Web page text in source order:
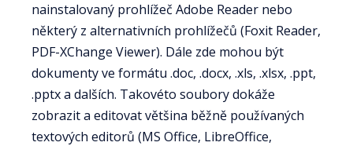
nainstalovaný prohlížeč Adobe Reader nebo
některý z alternativních prohlížečů (Foxit Reader,
PDF-XChange Viewer). Dále zde mohou být
dokumenty ve formátu .doc, .docx, .xls, .xlsx, .ppt,
.pptx a dalších. Takovéto soubory dokáže
zobrazit a editovat většina běžně používaných
textových editorů (MS Office, LibreOffice,